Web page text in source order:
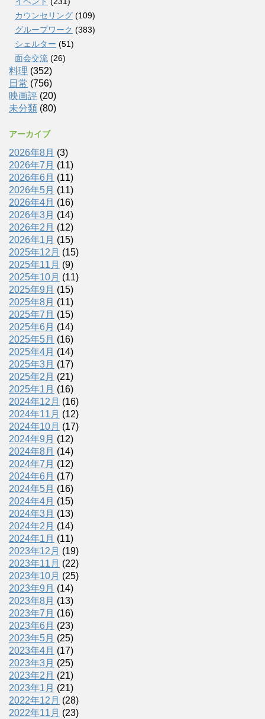
カウンセリング (109)
グループワーク (383)
シェルター (51)
面会交流 (26)
料理 (352)
日常 (756)
映画評 (20)
未分類 (80)
アーカイブ
2026年8月 (3)
2026年7月 (11)
2026年6月 (11)
2026年5月 (11)
2026年4月 (16)
2026年3月 (14)
2026年2月 (12)
2026年1月 (15)
2025年12月 (15)
2025年11月 (9)
2025年10月 (11)
2025年9月 (15)
2025年8月 (11)
2025年7月 (15)
2025年6月 (14)
2025年5月 (16)
2025年4月 (14)
2025年3月 (17)
2025年2月 (21)
2025年1月 (16)
2024年12月 (16)
2024年11月 (12)
2024年10月 (17)
2024年9月 (12)
2024年8月 (14)
2024年7月 (12)
2024年6月 (17)
2024年5月 (16)
2024年4月 (15)
2024年3月 (13)
2024年2月 (14)
2024年1月 (11)
2023年12月 (19)
2023年11月 (22)
2023年10月 (25)
2023年9月 (14)
2023年8月 (13)
2023年7月 (16)
2023年6月 (23)
2023年5月 (25)
2023年4月 (17)
2023年3月 (25)
2023年2月 (21)
2023年1月 (21)
2022年12月 (28)
2022年11月 (23)